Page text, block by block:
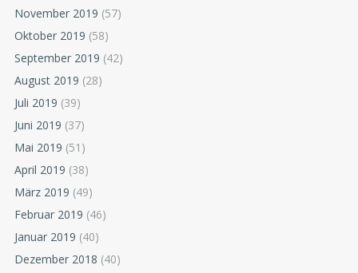
November 2019 (57)
Oktober 2019 (58)
September 2019 (42)
August 2019 (28)
Juli 2019 (39)
Juni 2019 (37)
Mai 2019 (51)
April 2019 (38)
März 2019 (49)
Februar 2019 (46)
Januar 2019 (40)
Dezember 2018 (40)